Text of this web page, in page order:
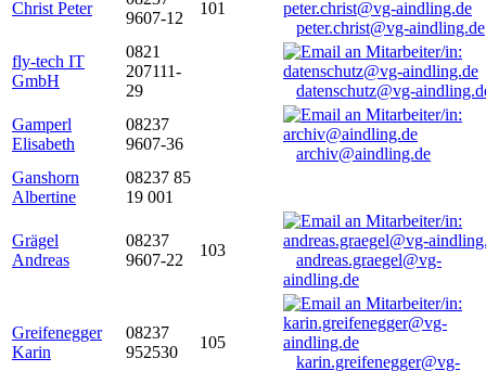
Christ Peter
9607-12
101
peter.christ@vg-aindling.de
fly-tech IT
GmbH
0821
207111-
29
datenschutz@vg-
Gamperl
Elisabeth
08237
9607-36
archiv@aindling.de
Ganshorn
Albertine
08237 85
19 001
Grägel
Andreas
08237
9607-22
103
andreas.graegel@vg-
aindling.de
Greifenegger
Karin
08237
952530
105
karin.greifenegger@vg-